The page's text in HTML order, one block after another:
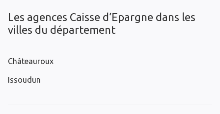
Les agences Caisse d’Epargne dans les
villes du département
Châteauroux
Issoudun